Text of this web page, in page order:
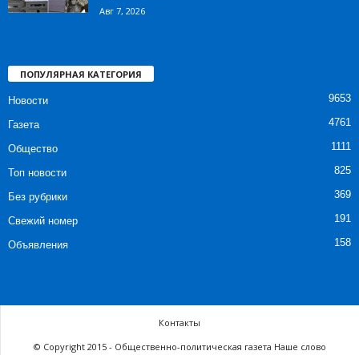
Авг 7, 2026
ПОПУЛЯРНАЯ КАТЕГОРИЯ
Новости 9653
Газета 4761
Общество 1111
Топ новости 825
Без рубрики 369
Свежий номер 191
Объявления 158
Контакты
© Copyright 2015 - Общественно-политическая газета Наше слово